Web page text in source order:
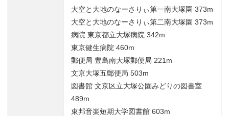
大空と大地のなーさりぃ第一南大塚園 373m
大空と大地のなーさりぃ第二南大塚園 373m
病院 東京都立大塚病院 342m
東京健生病院 460m
郵便局 豊島南大塚郵便局 221m
文京大塚五郵便局 503m
図書館 文京区立大塚公園みどりの図書室
489m
東邦音楽短期大学図書館 603m